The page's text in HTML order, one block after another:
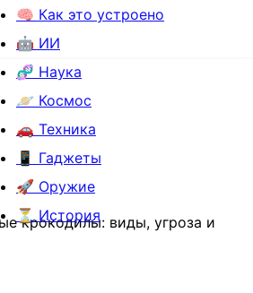
🧠 Как это устроено
🤖 ИИ
🧬 Наука
🪐 Космос
🚗 Техника
📱 Гаджеты
🚀 Оружие
⏳ История
крокодилы: виды, угроза и